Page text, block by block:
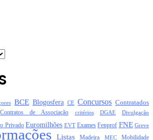
BCE Blogosfera CE Concursos Contratados
Contratos de Associação critérios DGAE Divulgação
Privado Euromilhões EVT Exames Fenprof FNE Greve
Listas Madeira MEC Mobilidade